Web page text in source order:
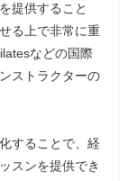
提供すること
る上で非常に重
などの国際
ストラクターの
することで、経
スンを提供でき